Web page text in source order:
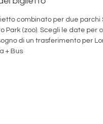
combinato per due parchi
Park (zoo). Scegli le date per
di un trasferimento per
+ Bus